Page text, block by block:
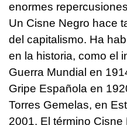
enormes
Un Cisne Negro hace
del capitalismo. Ha
en la historia, como el
Guerra Mundial en
Gripe Española en
Torres Gemelas, en
2001. El término Cisne